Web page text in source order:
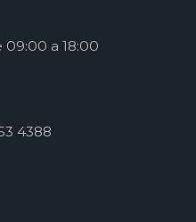
09:00 a 18:00
4388